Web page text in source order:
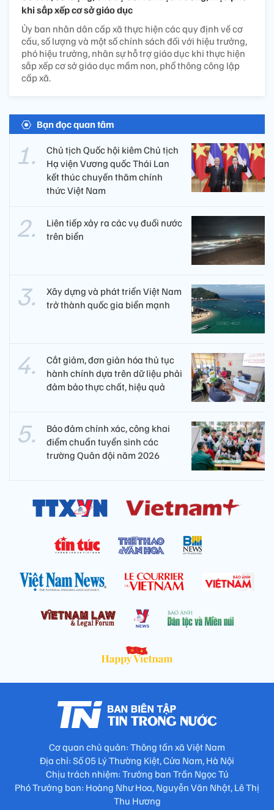
khi sắp xếp cơ sở giáo dục
Ủy ban nhân dân cấp xã thực hiện các quy định về cơ
cấu, số lượng và một số chính sách đối với hiệu trưởng,
phó hiệu trưởng, nhân sự hỗ trợ giáo dục khi thực hiện
sắp xếp cơ sở giáo dục mầm non, phổ thông công lập
cấp xã.
Bạn đọc quan tâm
Chủ tịch Quốc hội kiêm Chủ tịch
Hạ viện Vương quốc Thái Lan
kết thúc chuyến thăm chính
thức Việt Nam
Liên tiếp xảy ra các vụ đuối nước
trên biển
Xây dựng và phát triển Việt Nam
trở thành quốc gia biển mạnh
Cắt giảm, đơn giản hóa thủ tục
hành chính dựa trên dữ liệu phải
đảm bảo thực chất, hiệu quả
Bảo đảm chính xác, công khai
điểm chuẩn tuyển sinh các
trường Quân đội năm 2026
Cơ quan chủ quản: Thông tấn xã Việt Nam
Địa chỉ: Số 05 Lý Thường Kiệt, Cửa Nam, Hà Nội
Chịu trách nhiệm: Trưởng ban Trần Ngọc Tú
Phó Trưởng ban: Hoàng Như Hoa, Nguyễn Văn Nhật, Lê Thị
Thu Hương